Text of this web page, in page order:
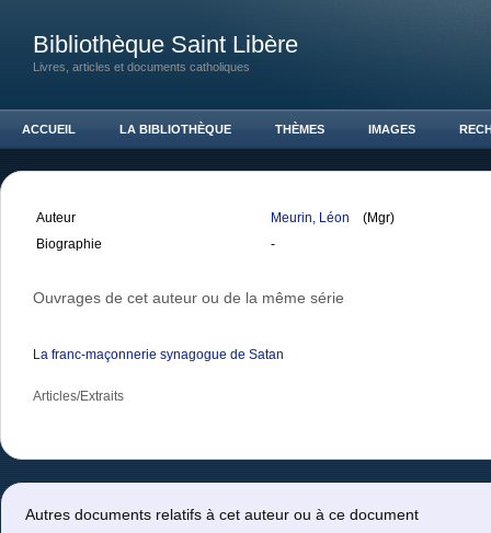
Bibliothèque Saint Libère
Livres, articles et documents catholiques
ACCUEIL LA BIBLIOTHÈQUE THÈMES IMAGES
Auteur Meurin, Léon
(Mgr)
Biographie
-
Ouvrages de cet auteur ou de la même série
La franc-maçonnerie synagogue de Satan
Articles/Extraits
Autres documents relatifs à cet auteur ou à ce document